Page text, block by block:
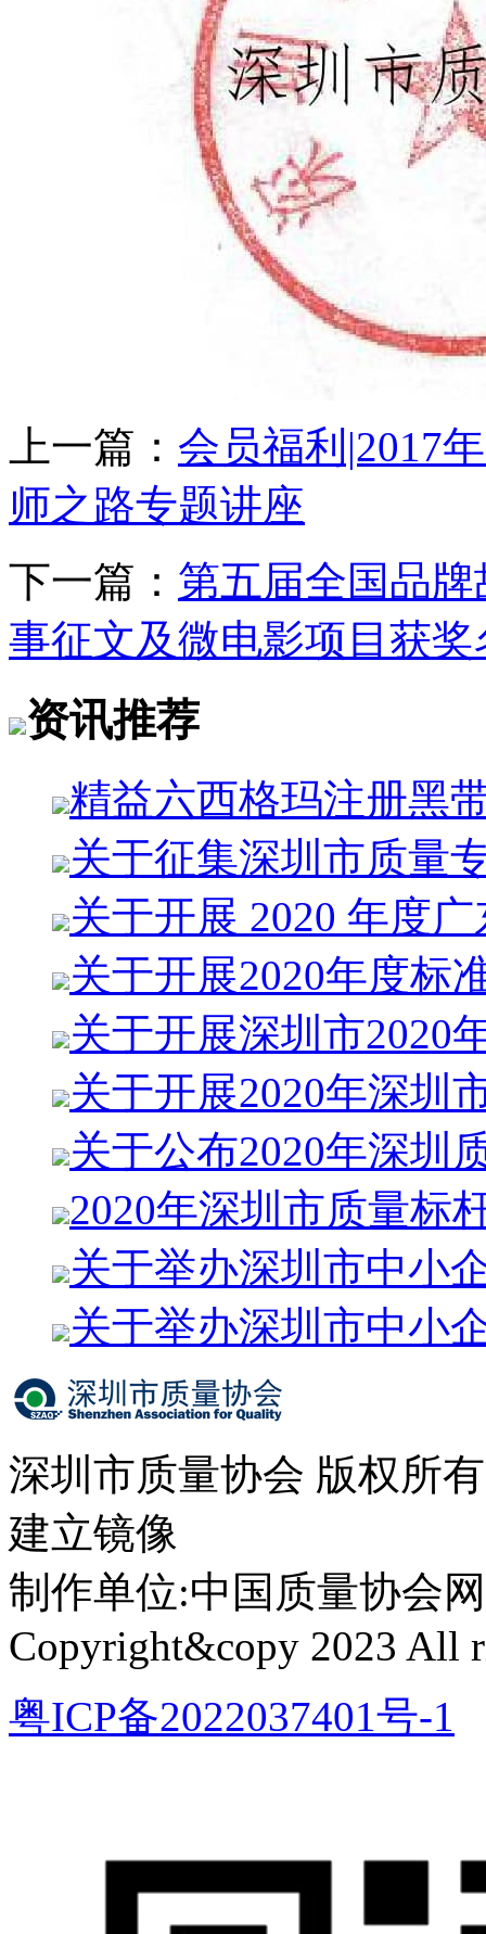
上一篇： 会员福利|2017
师之路专题讲座
下一篇： 第五届全国品
事征文及微电影项目获奖
资讯推荐
精益六西格玛注册黑
关于征集深圳市质量
关于开展 2020 年度
关于开展2020年度标
关于开展深圳市2020
关于开展2020年深圳
关于公布2020年深圳
2020年深圳市质量标
关于举办深圳市中小
关于举办深圳市中小
深圳市质量协会 版权所
建立镜像
制作单位:中国质量协会
Copyright&copy 2023 All
粤ICP备2022037401号-1